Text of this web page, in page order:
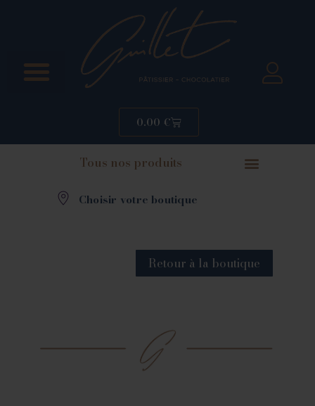
0.00 €
Tous nos produits
Choisir votre boutique
Retour à la boutique